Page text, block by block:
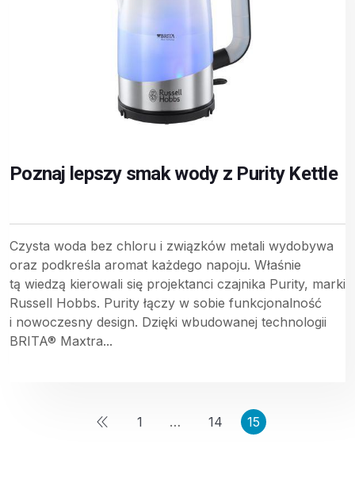
Poznaj lepszy smak wody z Purity Kettle
Czysta woda bez chloru i związków metali wydobywa
oraz podkreśla aromat każdego napoju. Właśnie
tą wiedzą kierowali się projektanci czajnika Purity, marki
Russell Hobbs. Purity łączy w sobie funkcjonalność
i nowoczesny design. Dzięki wbudowanej technologii
BRITA® Maxtra...
1 … 14 15